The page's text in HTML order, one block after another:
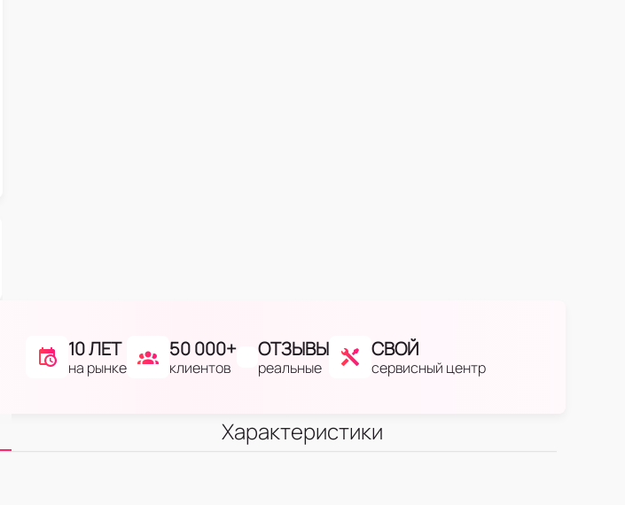
10 ЛЕТ
на рынке
50 000+
клиентов
ОТЗЫВЫ
реальные
СВОЙ
сервисный центр
Характеристики